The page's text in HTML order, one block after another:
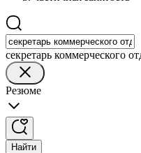
секретарь коммерческого
Резюме
Найти